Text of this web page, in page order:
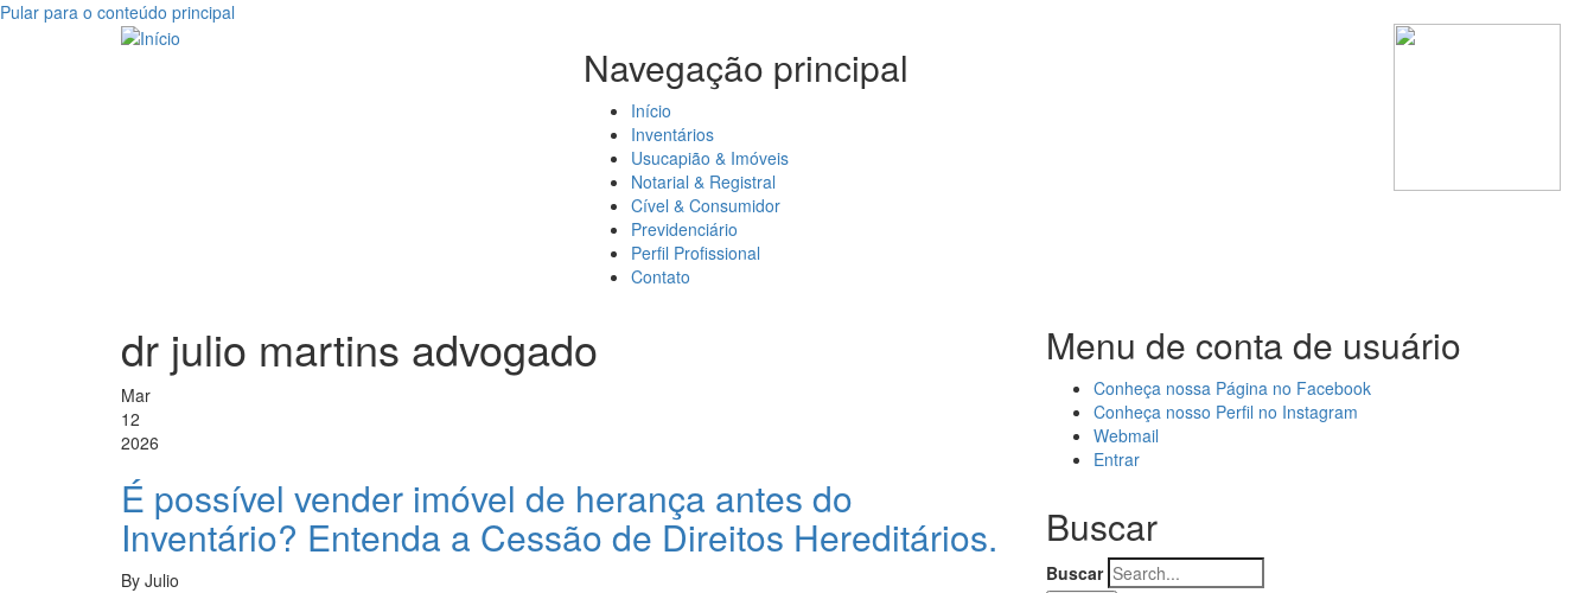
Pular para o conteúdo principal
Navegação principal
Início
Inventários
Usucapião & Imóveis
Notarial & Registral
Cível & Consumidor
Previdenciário
Perfil Profissional
Contato
dr julio martins advogado
Mar
12
2026
É possível vender imóvel de herança antes do
Inventário? Entenda a Cessão de Direitos Hereditários.
By Julio
Menu de conta de usuário
Conheça nossa Página no Facebook
Conheça nosso Perfil no Instagram
Webmail
Entrar
Buscar
Buscar